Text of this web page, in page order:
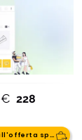
€ 228
Usa il nostro link per accedere all'offerta speciale